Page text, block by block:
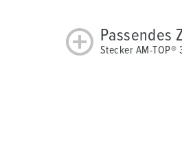
Passendes
Stecker AM-TOP®